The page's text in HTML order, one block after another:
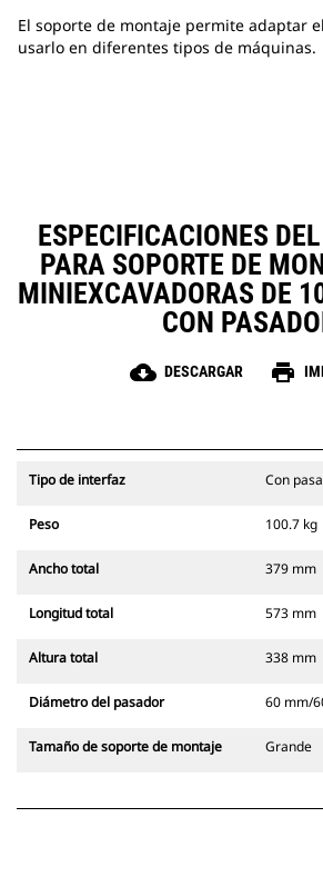
El soporte de montaje permite adaptar
usarlo en diferentes tipos de máquinas.
ESPECIFICACIONES
PARA SOPORTE DE
MINIEXCAVADORAS DE
CON
cloud_download DESCARGAR print
Tipo de interfaz Con
Peso 100.7 kg
Ancho total 379 mm
Longitud total 573 mm
Altura total 338 mm
Diámetro del pasador 60 mm/
Tamaño de soporte de montaje Grande